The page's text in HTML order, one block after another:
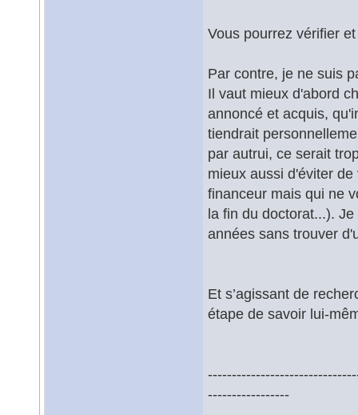
Vous pourrez vérifier
Par contre, je ne suis
Il vaut mieux d'abord
annoncé et acquis,
tiendrait
par autrui, ce serait
mieux aussi d'éviter
financeur mais qui ne
la fin du doctorat...).
années sans trouver
Et s’agissant de
étape de savoir lui-
-----------------